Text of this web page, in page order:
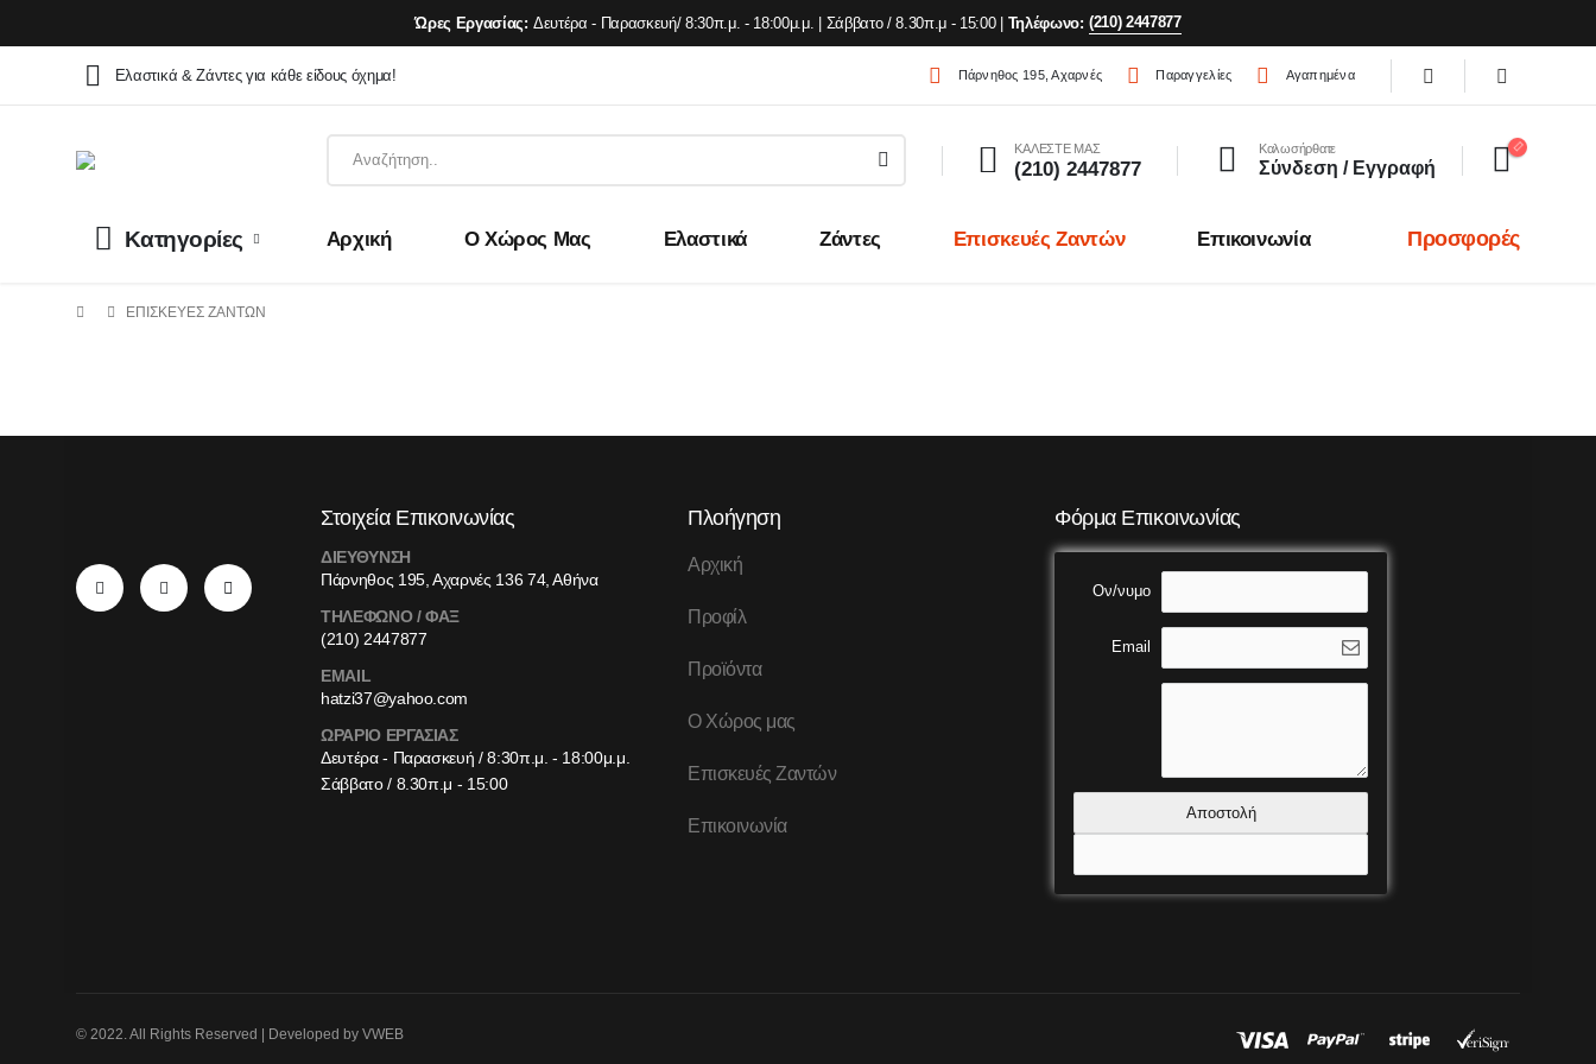
Ώρες Εργασίας: Δευτέρα - Παρασκευή/ 8:30π.μ. - 18:00μ.μ. | Σάββατο / 8.30π.μ - 15:00 | Τηλέφωνο: (210) 2447877
Ελαστικά & Ζάντες για κάθε είδους όχημα! Πάρνηθος 195, Αχαρνές Παραγγελίες Αγαπημένα
ΚΑΛΕΣΤΕ ΜΑΣ
(210) 2447877
Καλωσήρθατε
Σύνδεση / Εγγραφή
Κατηγορίες Αρχική Ο Χώρος Μας Ελαστικά Ζάντες Επισκευές Ζαντών Επικοινωνία Προσφορές
ΕΠΙΣΚΕΥΈΣ ΖΑΝΤΏΝ
Στοιχεία Επικοινωνίας
ΔΙΕΥΘΥΝΣΗ
Πάρνηθος 195, Αχαρνές 136 74, Αθήνα
ΤΗΛΕΦΩΝΟ / ΦΑΞ
(210) 2447877
EMAIL
hatzi37@yahoo.com
ΩΡΑΡΙΟ ΕΡΓΑΣΙΑΣ
Δευτέρα - Παρασκευή / 8:30π.μ. - 18:00μ.μ.
Σάββατο / 8.30π.μ - 15:00
Πλοήγηση
Αρχική
Προφίλ
Προϊόντα
Ο Χώρος μας
Επισκευές Ζαντών
Επικοινωνία
Φόρμα Επικοινωνίας
Ον/νυμο
Email
Αποστολή
© 2022. All Rights Reserved | Developed by VWEB